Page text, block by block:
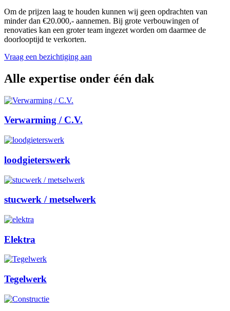
Om de prijzen laag te houden kunnen wij geen opdrachten van
minder dan €20.000,- aannemen. Bij grote verbouwingen of
renovaties kan een groter team ingezet worden om daarmee de
doorlooptijd te verkorten.
Vraag een bezichtiging aan
Alle expertise onder één dak
Verwarming / C.V.
loodgieterswerk
stucwerk / metselwerk
Elektra
Tegelwerk